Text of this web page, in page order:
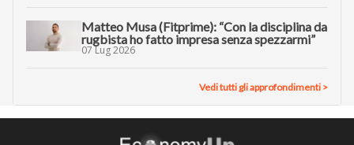
Matteo Musa (Fitprime): “Con la disciplina da
rugbista ho fatto impresa senza spezzarmi”
07 Lug 2026
Vedi tutti gli approfondimenti >